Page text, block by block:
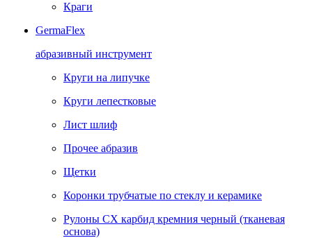
Краги
GermaFlex
абразивный инструмент
Круги на липучке
Круги лепестковые
Лист шлиф
Прочее абразив
Щетки
Коронки трубчатые по стеклу и керамике
Рулоны CX карбид кремния черный (тканевая
основа)